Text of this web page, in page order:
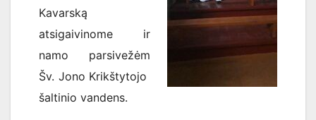
Kavarską
atsigaivinome ir
namo parsivežėm
Šv. Jono Krikštytojo
šaltinio vandens.